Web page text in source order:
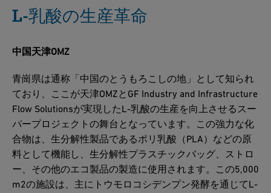
L-乳酸の生産革命
中国天津OMZ
青崗県は通称「中国のとうもろこしの地」として知られ
ており、ここが天津OMZとGF Industry and Infrastructure
Flow Solutionsが実現したL-乳酸の生産を向上させるスー
パープロジェクトの舞台となっています。この強力な化
合物は、生分解性製品であるポリ乳酸（PLA）などの原
料として機能し、生分解性プラスチックバッグ、ストロ
ー、その他のエコ製品の製造に使用されます。この5,000
m2の施設は、主にトウモロコシデンプン発酵を通じてL-